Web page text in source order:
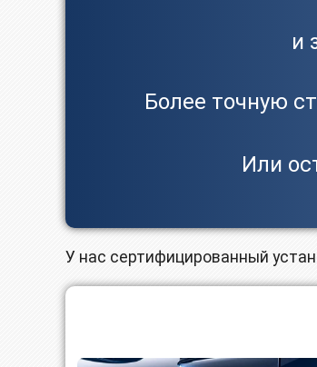
и
Более точную
Или
У нас сертифицированный